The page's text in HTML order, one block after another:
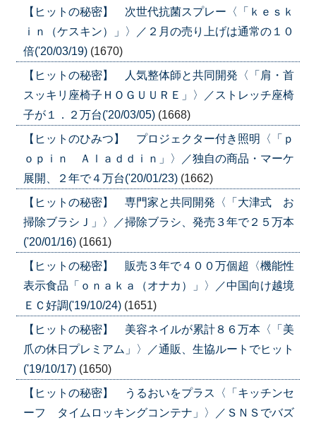
【ヒットの秘密】 次世代抗菌スプレー〈「ｋｅｓｋ
ｉｎ（ケスキン）」〉／２月の売り上げは通常の１０
倍('20/03/19) (1670)
【ヒットの秘密】 人気整体師と共同開発〈「肩・首
スッキリ座椅子ＨＯＧＵＵＲＥ」〉／ストレッチ座椅
子が１．２万台('20/03/05) (1668)
【ヒットのひみつ】 プロジェクター付き照明〈「ｐ
ｏｐｉｎ Ａｌａｄｄｉｎ」〉／独自の商品・マーケ
展開、２年で４万台('20/01/23) (1662)
【ヒットの秘密】 専門家と共同開発〈「大津式 お
掃除ブラシＪ」〉／掃除ブラシ、発売３年で２５万本
('20/01/16) (1661)
【ヒットの秘密】 販売３年で４００万個超〈機能性
表示食品「ｏｎａｋａ（オナカ）」〉／中国向け越境
ＥＣ好調('19/10/24) (1651)
【ヒットの秘密】 美容ネイルが累計８６万本〈「美
爪の休日プレミアム」〉／通販、生協ルートでヒット
('19/10/17) (1650)
【ヒットの秘密】 うるおいをプラス〈「キッチンセ
ーフ タイムロッキングコンテナ」〉／ＳＮＳでバズ